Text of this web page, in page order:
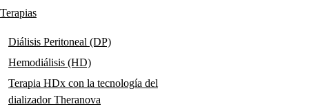
navigation
Terapias
Diálisis Peritoneal (DP)
Hemodiálisis (HD)
Terapia HDx con la tecnología del
dializador Theranova